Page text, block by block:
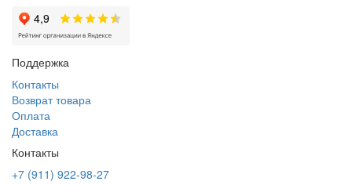
Поддержка
Контакты
Возврат товара
Оплата
Доставка
Контакты
+7 (911) 922-98-27